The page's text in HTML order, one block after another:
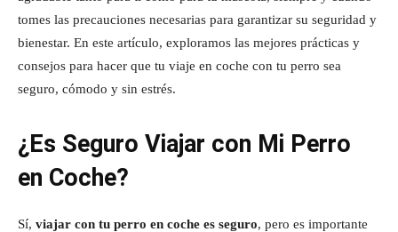
tomes las precauciones necesarias para garantizar su seguridad y
bienestar. En este artículo, exploramos las mejores prácticas y
consejos para hacer que tu viaje en coche con tu perro sea
seguro, cómodo y sin estrés.
¿Es Seguro Viajar con Mi Perro
en Coche?
Sí, viajar con tu perro en coche es seguro, pero es importante